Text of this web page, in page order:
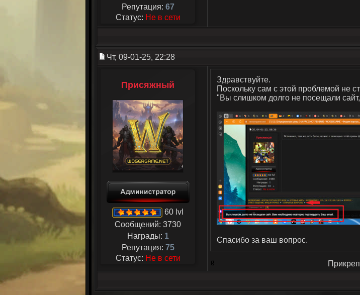
Репутация: 67
Статус: Не в сети
Чт, 09-01-25, 22:28
Присяжный
60 lvl
Сообщений: 3730
Награды: 1
Репутация: 75
Статус: Не в сети
Здравствуйте.
Поскольку сам с этой проблемой не
"Вы слишком долго не посещали
Спасибо за ваш вопрос.